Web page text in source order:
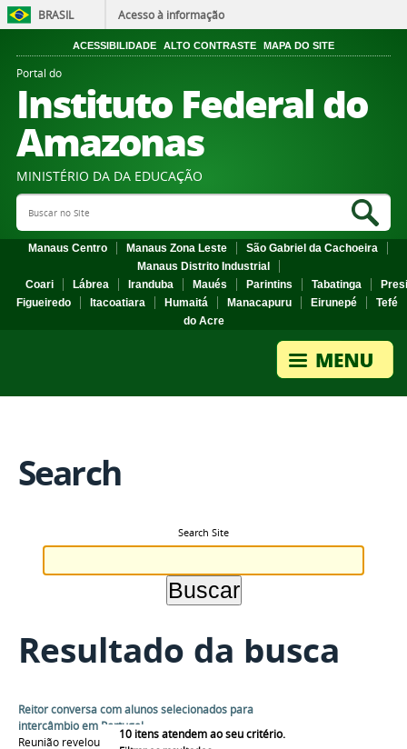
BRASIL Acesso à informação
ACESSIBILIDADE ALTO CONTRASTE MAPA DO SITE
Portal do
Instituto Federal do
Amazonas
MINISTÉRIO DA DA EDUCAÇÃO
Search Site
Manaus Centro Manaus Zona Leste
São Gabriel da Cachoeira
Manaus Distrito Industrial
Coari
Lábrea Iranduba Maués Parintins Tabatinga
Figueiredo
Itacoatiara Humaitá Manacapuru Eirunepé
Tefé
do Acre
Search
Search Site
Resultado da busca
10 itens atendem ao seu critério.
Reitor conversa com alunos selecionados para
intercâmbio em Portugal
Reunião revelou parcerias futuras com outras